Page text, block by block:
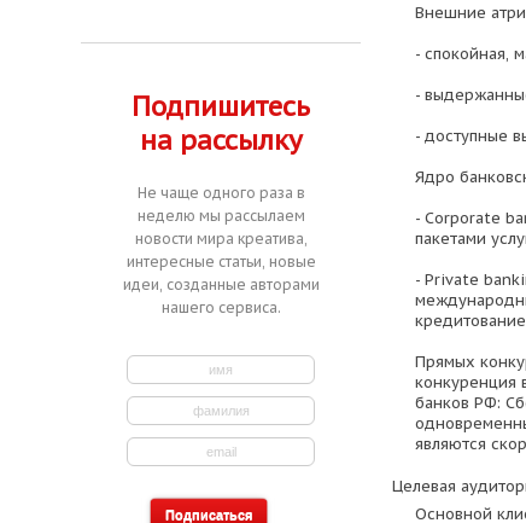
Подпишитесь
на рассылку
Не чаще одного раза в
неделю мы рассылаем
новости мира креатива,
интересные статьи, новые
идеи, созданные авторами
нашего сервиса.
Внешние
- спокойная,
-
- доступные
Ядро
- Corporate
пакетами
- Private
Прямых
конкуренция
банков РФ:
являются
Целевая
Основной